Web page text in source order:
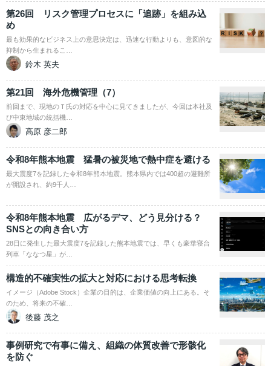
第26回 リスク管理プロセスに「追跡」を組み込
め
最も効果的なビジネス上の意思決定は、迅速な行動よりも、意図的な
抑制から生まれるこ…
鈴木 英夫
第21回 海外危機管理（7）
前回まで、現地のＴ氏の対応を中心に見てきましたが、今回は本社及
び中東地域の統括機…
高原 彦二郎
令和8年熊本地震 猛暑の被災地で熱中症を避ける
最大震度7を記録した令和8年熊本地震。熊本県内では400超の避難所
が開設され、約9千人…
令和8年熊本地震 広がるデマ、どう見分ける？
SNSとの向き合い方
28日に発生した最大震度7を記録した熊本地震では、早くも豪華寝台
列車「ななつ星」が…
構造的不確実性の拡大と対応における思考転換
イメージ（Adobe Stock）企業の目的は、企業価値の向上にある。そ
のため、将来の不確…
後藤 茂之
事例研究で有事に備え、組織の体質改善で形骸化
を防ぐ